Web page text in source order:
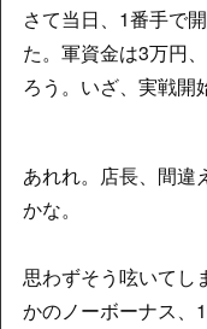
さて当日、1番手で
た。軍資金は3万円
ろう。いざ、実戦開
あれれ。店長、間違
かな。
思わずそう呟いてし
かのノーボーナス、